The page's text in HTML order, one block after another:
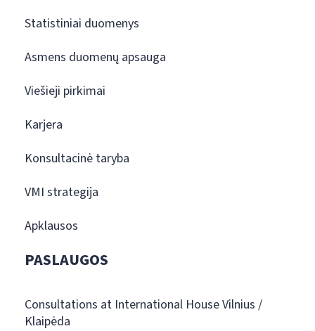
Statistiniai duomenys
Asmens duomenų apsauga
Viešieji pirkimai
Karjera
Konsultacinė taryba
VMI strategija
Apklausos
PASLAUGOS
Consultations at International House Vilnius /
Klaipėda